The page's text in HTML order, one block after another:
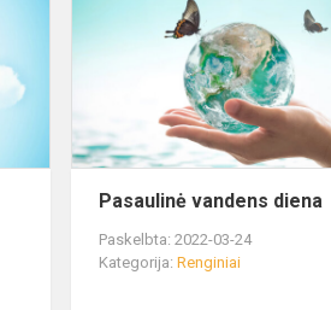
Pasaulinė vandens diena
Paskelbta: 2022-03-24
Kategorija:Renginiai